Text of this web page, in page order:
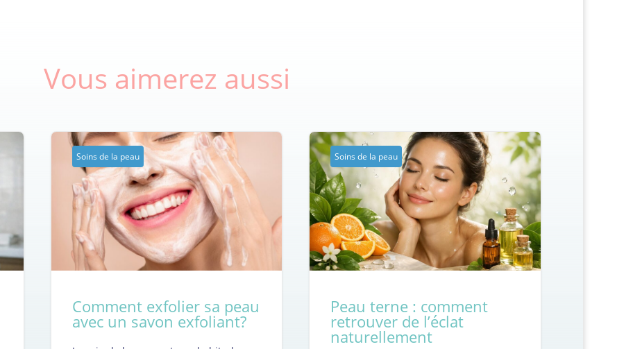
Vous aimerez aussi
Soins de la peau
Comment exfolier sa peau
avec un savon exfoliant?
Soins de la peau
Peau terne : comment
retrouver de l’éclat
naturellement